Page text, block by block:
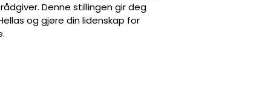
Denne stillingen gir deg
og gjøre din lidenskap for